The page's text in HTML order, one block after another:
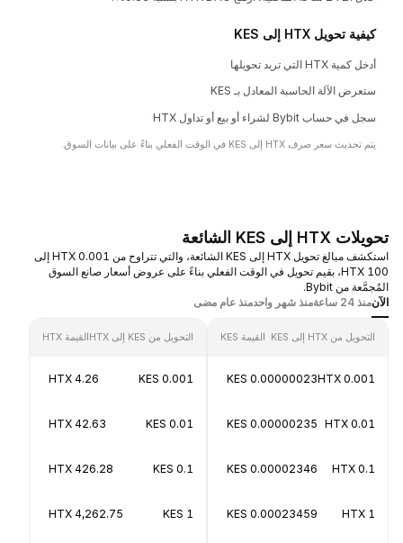
كيفية تحويل HTX إلى KES
أدخل كمية HTX التي تريد تحويلها
ستعرض الآلة الحاسبة المعادل بـ KES
سجل في حساب Bybit لشراء أو بيع أو تداول HTX
يتم تحديث سعر صرف HTX إلى KES في الوقت الفعلي بناءً على بيانات السوق.
تحويلات HTX إلى KES الشائعة
استكشف مبالغ تحويل HTX إلى KES الشائعة، والتي تتراوح من 0.001 HTX إلى
100 HTX، بقيم تحويل في الوقت الفعلي بناءً على عروض أسعار صانع السوق
المُجمَّعة من Bybit.
الآنمنذ 24 ساعة منذ شهر واحدمنذ عام مضى
التحويل من HTX إلى KES القيمة KES
0.001 HTX
0.00000023 KES
0.01 HTX
0.00000235 KES
0.1 HTX
0.00002346 KES
1 HTX
0.00023459 KES
التحويل من KES إلى HTX القيمة HTX
0.001 KES
4.26 HTX
0.01 KES
42.63 HTX
0.1 KES
426.28 HTX
1 KES
4,262.75 HTX